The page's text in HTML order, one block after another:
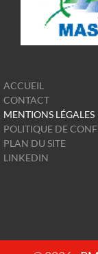
ACCUEIL
CONTACT
MENTIONS LÉGALES
POLITIQUE DE
PLAN DU SITE
LINKEDIN